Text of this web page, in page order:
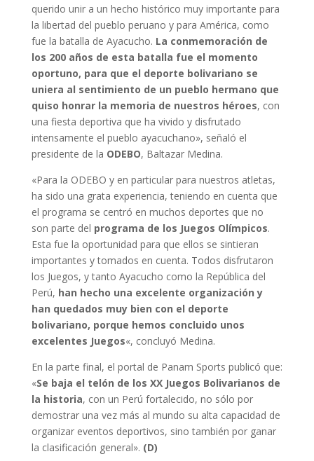
querido unir a un hecho histórico muy importante para
la libertad del pueblo peruano y para América, como
fue la batalla de Ayacucho. La conmemoración de
los 200 años de esta batalla fue el momento
oportuno, para que el deporte bolivariano se
uniera al sentimiento de un pueblo hermano que
quiso honrar la memoria de nuestros héroes, con
una fiesta deportiva que ha vivido y disfrutado
intensamente el pueblo ayacuchano», señaló el
presidente de la ODEBO, Baltazar Medina.
«Para la ODEBO y en particular para nuestros atletas,
ha sido una grata experiencia, teniendo en cuenta que
el programa se centró en muchos deportes que no
son parte del programa de los Juegos Olímpicos.
Esta fue la oportunidad para que ellos se sintieran
importantes y tomados en cuenta. Todos disfrutaron
los Juegos, y tanto Ayacucho como la República del
Perú, han hecho una excelente organización y
han quedados muy bien con el deporte
bolivariano, porque hemos concluido unos
excelentes Juegos«, concluyó Medina.
En la parte final, el portal de Panam Sports publicó que:
«Se baja el telón de los XX Juegos Bolivarianos de
la historia, con un Perú fortalecido, no sólo por
demostrar una vez más al mundo su alta capacidad de
organizar eventos deportivos, sino también por ganar
la clasificación general». (D)